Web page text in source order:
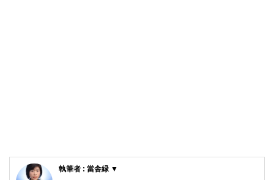
執筆者 : 當舎緑 ▼